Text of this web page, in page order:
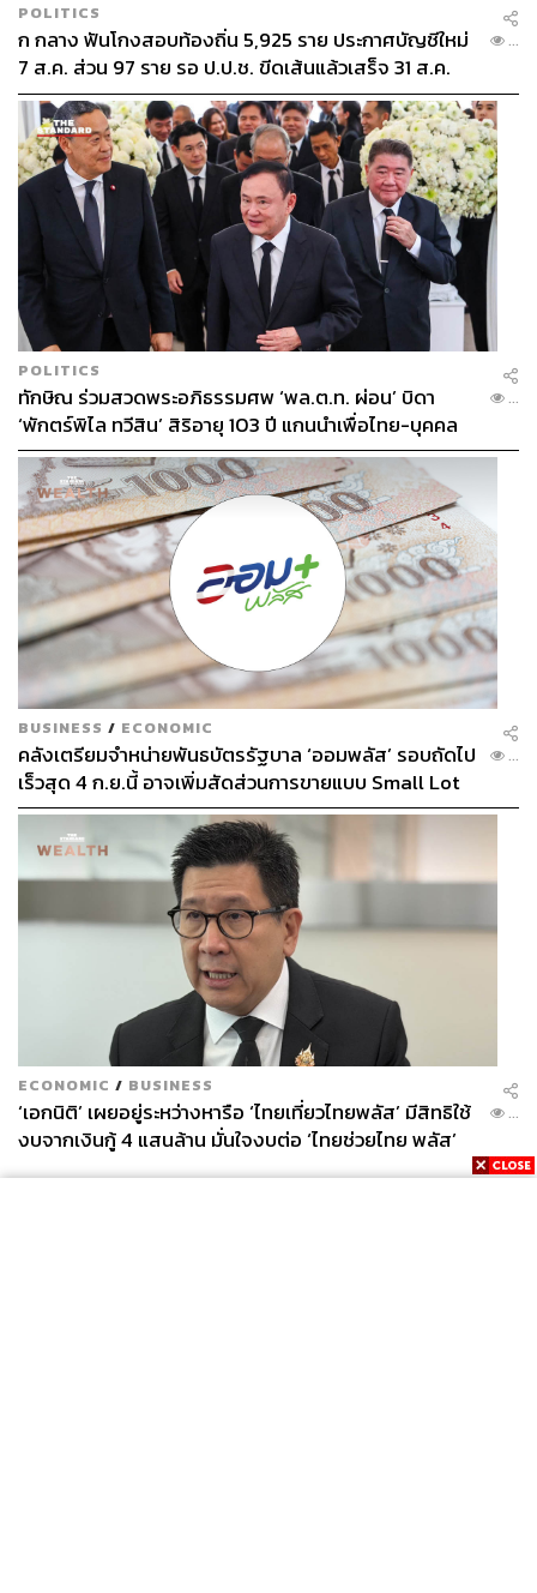
POLITICS
ก กลาง ฟันโกงสอบท้องถิ่น 5,925 ราย ประกาศบัญชีใหม่
7 ส.ค. ส่วน 97 ราย รอ ป.ป.ช. ขีดเส้นแล้วเสร็จ 31 ส.ค.
...
POLITICS
ทักษิณ ร่วมสวดพระอภิธรรมศพ ‘พล.ต.ท. ผ่อน’ บิดา
‘พักตร์พิไล ทวีสิน’ สิริอายุ 103 ปี แกนนำเพื่อไทย-บุคคล
หลากวงการร่วมอาลัย
...
BUSINESS / ECONOMIC
คลังเตรียมจำหน่ายพันธบัตรรัฐบาล ‘ออมพลัส’ รอบถัดไป
เร็วสุด 4 ก.ย.นี้ อาจเพิ่มสัดส่วนการขายแบบ Small Lot
First มากขึ้น
...
ECONOMIC / BUSINESS
‘เอกนิติ’ เผยอยู่ระหว่างหารือ ‘ไทยเที่ยวไทยพลัส’ มีสิทธิใช้
งบจากเงินกู้ 4 แสนล้าน มั่นใจงบต่อ ‘ไทยช่วยไทย พลัส’
เฟส 2 มีเพียงพอ
...